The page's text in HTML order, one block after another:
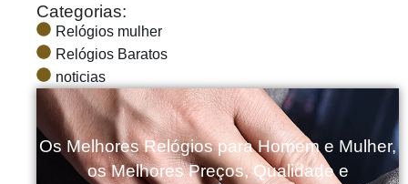
Categorias:
Relógios mulher
Relógios Baratos
noticias
Os Melhores Relógios para Homem e Mulher,
os Melhores Preços, Qualidade e